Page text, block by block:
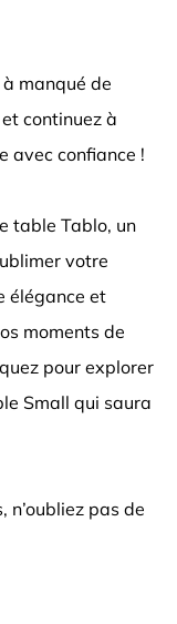
manqué de
continuez à
avec confiance !
table Tablo, un
votre
élégance et
moments de
pour explorer
Small qui saura
n’oubliez pas de